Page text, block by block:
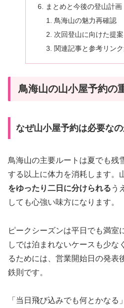
まとめと今後の登山計画
鳥海山の魅力再確認
次回登山に向けた提案
関連記事と参考リン
鳥海山の山小屋予約の
なぜ山小屋予約は必要なの
鳥海山の主要ルートは夏でも残
する以上に体力を消耗します。
をゆったり二日に分けられる う
しても心強い味方になります。
ピークシーズンは平日でも満室
しでは泊まれないケースも少な
るためには、営業開始日の発表
鉄則です。
「当日飛び込みでも何とかな